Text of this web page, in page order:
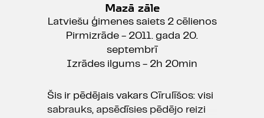
Mazā zāle
Latviešu ģimenes saiets 2 cēlienos
Pirmizrāde - 2011. gada 20.
septembrī
Izrādes ilgums - 2h 20min
Šis ir pēdējais vakars Cīrulīšos: visi
sabrauks, apsēdīsies pēdējo reizi